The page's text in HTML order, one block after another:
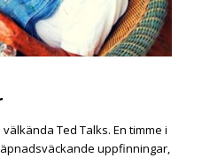
Ted Talks. En timme i
uppfinningar,